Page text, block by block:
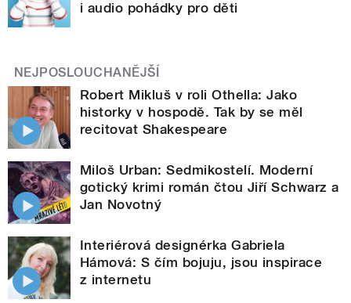
i audio pohádky pro děti
NEJPOSLOUCHANĚJŠÍ
Robert Mikluš v roli Othella: Jako
historky v hospodě. Tak by se měl
recitovat Shakespeare
Miloš Urban: Sedmikostelí. Moderní
gotický krimi román čtou Jiří Schwarz a
Jan Novotný
Interiérová designérka Gabriela
Hámová: S čím bojuju, jsou inspirace
z internetu